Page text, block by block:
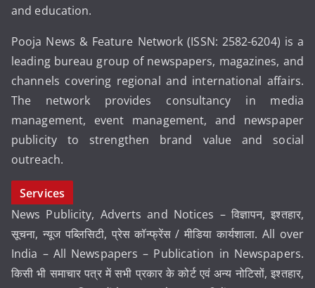
and education.
Pooja News & Feature Network (ISSN: 2582-6204) is a
leading bureau group of newspapers, magazines, and
channels covering regional and international affairs.
The network provides consultancy in media
management, event management, and newspaper
publicity to strengthen brand value and social
outreach.
Services
News Publicity, Adverts and Notices – विज्ञापन, इश्तहार,
सूचना, न्यूज पब्लिसिटी, प्रेस कॉन्फ्रेंस / मीडिया कार्यशाला. All over
India – All Newspapers – Publication in Newspapers.
किसी भी समाचार पत्र में सभी प्रकार के कोर्ट एवं अन्य नोटिसों, इश्तहार,